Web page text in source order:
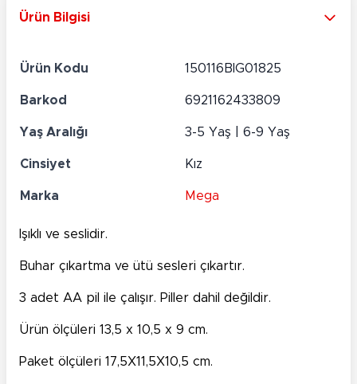
Ürün Bilgisi
Ürün Kodu 150116BIG01825
Barkod 6921162433809
Yaş Aralığı 3-5 Yaş | 6-9 Yaş
Cinsiyet Kız
Marka Mega
Işıklı ve seslidir.
Buhar çıkartma ve ütü sesleri çıkartır.
3 adet AA pil ile çalışır. Piller dahil değildir.
Ürün ölçüleri 13,5 x 10,5 x 9 cm.
Paket ölçüleri 17,5X11,5X10,5 cm.